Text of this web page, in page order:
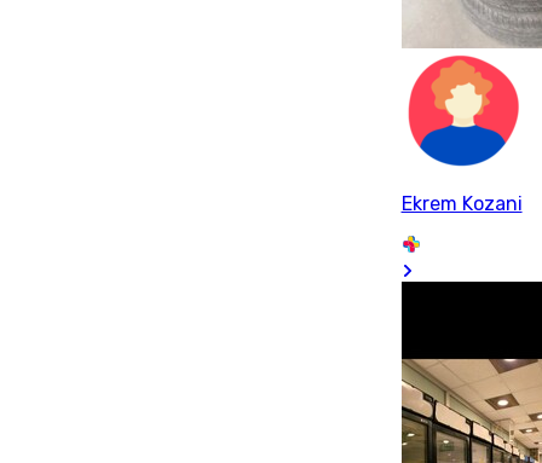
Ekrem Kozani